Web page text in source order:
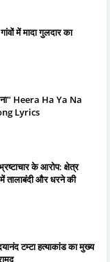
में मादा गुलदार का
ना" Heera Ha Ya Na
Lyrics
के आरोप: क्षेत्र
में तालाबंदी और धरने की
टम्टा हत्याकांड का मुख्य